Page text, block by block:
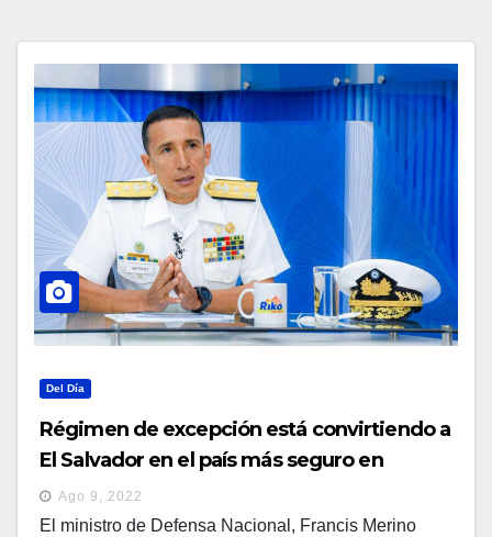
Del Día
Régimen de excepción está convirtiendo a
El Salvador en el país más seguro en
Latinoamérica
Ago 9, 2022
El ministro de Defensa Nacional, Francis Merino